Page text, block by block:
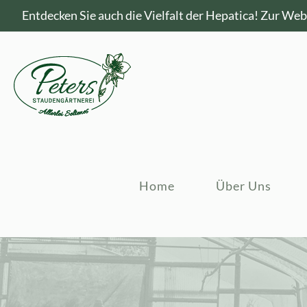
Entdecken Sie auch die Vielfalt der Hepatica! Zur
Home Über Uns